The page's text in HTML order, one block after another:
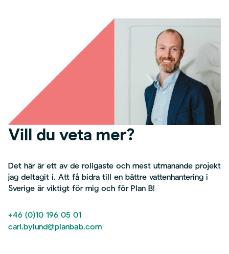
Vill du veta mer?
Det här är ett av de roligaste och mest utmanande projekt
jag deltagit i. Att få bidra till en bättre vattenhantering i
Sverige är viktigt för mig och för Plan B!
+46 (0)10 196 05 01
carl.bylund@planbab.com